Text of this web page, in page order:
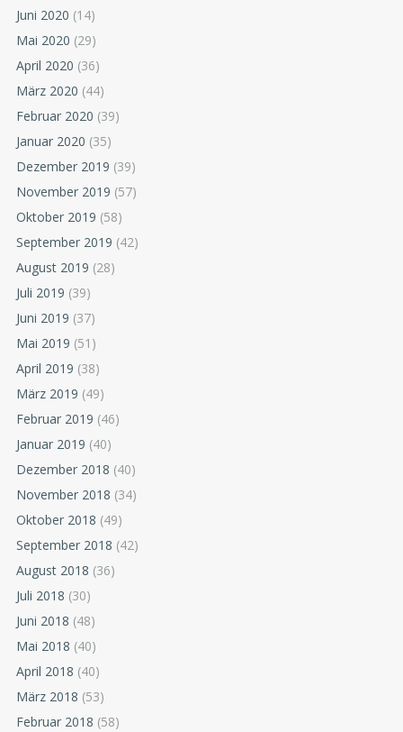
Juni 2020 (14)
Mai 2020 (29)
April 2020 (36)
März 2020 (44)
Februar 2020 (39)
Januar 2020 (35)
Dezember 2019 (39)
November 2019 (57)
Oktober 2019 (58)
September 2019 (42)
August 2019 (28)
Juli 2019 (39)
Juni 2019 (37)
Mai 2019 (51)
April 2019 (38)
März 2019 (49)
Februar 2019 (46)
Januar 2019 (40)
Dezember 2018 (40)
November 2018 (34)
Oktober 2018 (49)
September 2018 (42)
August 2018 (36)
Juli 2018 (30)
Juni 2018 (48)
Mai 2018 (40)
April 2018 (40)
März 2018 (53)
Februar 2018 (58)